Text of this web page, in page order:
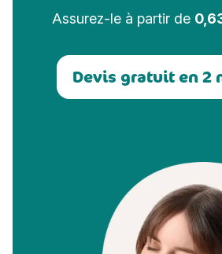
Assurez-le à partir de
Devis gratuit en 2